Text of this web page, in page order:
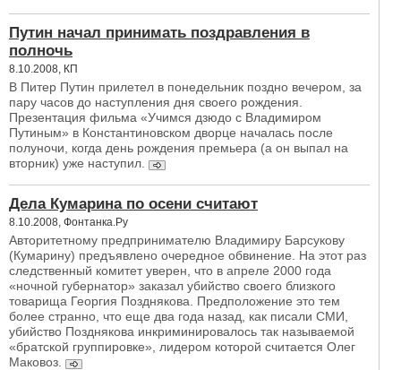
Путин начал принимать поздравления в
полночь
8.10.2008, КП
В Питер Путин прилетел в понедельник поздно вечером, за
пару часов до наступления дня своего рождения.
Презентация фильма «Учимся дзюдо с Владимиром
Путиным» в Константиновском дворце началась после
полуночи, когда день рождения премьера (а он выпал на
вторник) уже наступил.
Дела Кумарина по осени считают
8.10.2008, Фонтанка.Ру
Авторитетному предпринимателю Владимиру Барсукову
(Кумарину) предъявлено очередное обвинение. На этот раз
следственный комитет уверен, что в апреле 2000 года
«ночной губернатор» заказал убийство своего близкого
товарища Георгия Позднякова. Предположение это тем
более странно, что еще два года назад, как писали СМИ,
убийство Позднякова инкриминировалось так называемой
«братской группировке», лидером которой считается Олег
Маковоз.